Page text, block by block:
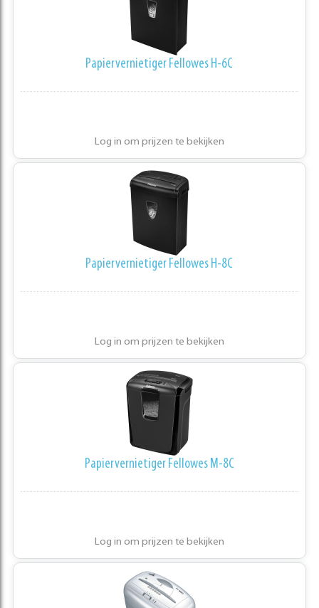
Papiervernietiger Fellowes H-6C
Log in om prijzen te bekijken
Papiervernietiger Fellowes H-8C
Log in om prijzen te bekijken
Papiervernietiger Fellowes M-8C
Log in om prijzen te bekijken